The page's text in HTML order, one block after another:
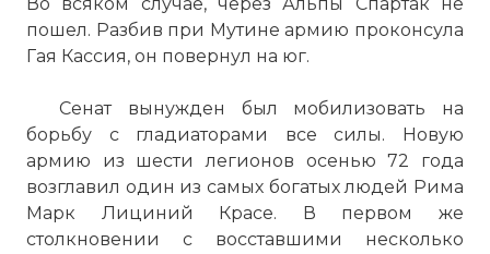
пошел. Разбив при Мутине армию проконсула
Гая Кассия, он повернул на юг.
Сенат вынужден был мобилизовать на
борьбу с гладиаторами все силы. Новую
армию из шести легионов осенью 72 года
возглавил один из самых богатых людей Рима
Марк Лициний Красе. В первом же
столкновении с восставшими несколько